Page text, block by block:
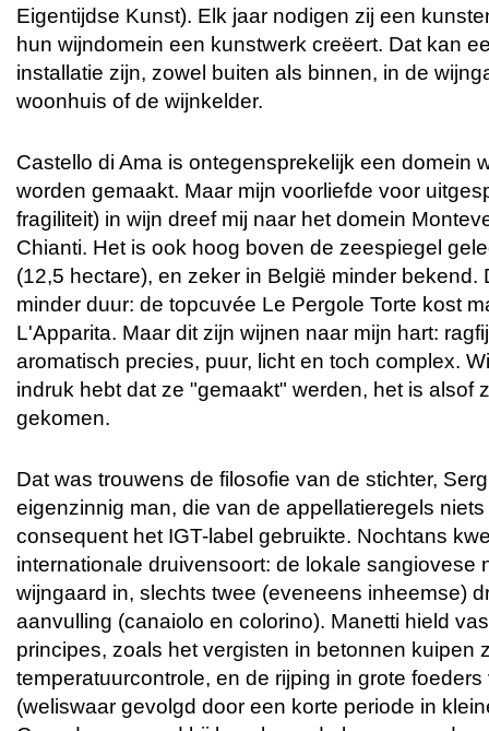
Eigentijdse Kunst). Elk jaar nodigen zij een
hun wijndomein een kunstwerk creëert. Dat kan
installatie zijn, zowel buiten als binnen, in de
woonhuis of de wijnkelder.
Castello di Ama is ontegensprekelijk een domein
worden gemaakt. Maar mijn voorliefde voor
fragiliteit) in wijn dreef mij naar het domein
Chianti. Het is ook hoog boven de zeespiegel
(12,5 hectare), en zeker in België minder bekend.
minder duur: de topcuvée Le Pergole Torte kost
L'Apparita. Maar dit zijn wijnen naar mijn hart:
aromatisch precies, puur, licht en toch complex.
indruk hebt dat ze "gemaakt" werden, het is alsof
gekomen.
Dat was trouwens de filosofie van de stichter,
eigenzinnig man, die van de appellatieregels
consequent het IGT-label gebruikte. Nochtans
internationale druivensoort: de lokale sangiovese
wijngaard in, slechts twee (eveneens inheemse)
aanvulling (canaiolo en colorino). Manetti hield
principes, zoals het vergisten in betonnen kuipen
temperatuurcontrole, en de rijping in grote
(weliswaar gevolgd door een korte periode in